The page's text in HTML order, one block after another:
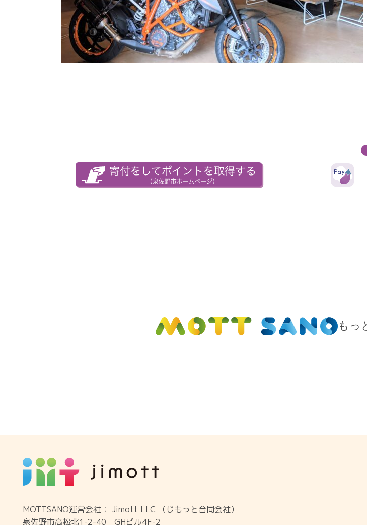
もっ
MOTTSANO運営会社： Jimott LLC （じもっと合同会社）
泉佐野市高松北1-2-40 GHビル4F-2